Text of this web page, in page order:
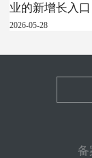
业的新增长入口
2026-05-28
备